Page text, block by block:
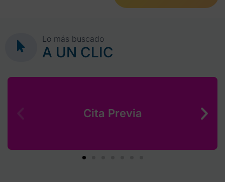
Lo más buscado
A UN CLIC
Cita Previa